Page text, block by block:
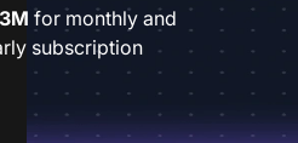
for monthly and
subscription